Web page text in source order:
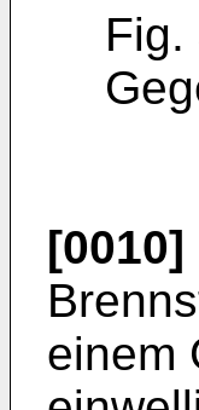
Fig.
[0010]
einem